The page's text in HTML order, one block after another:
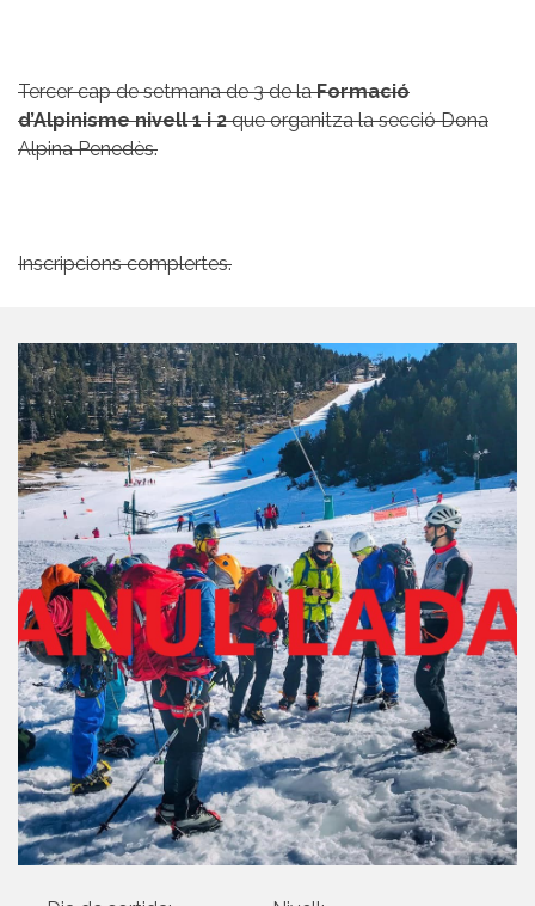
Tercer cap de setmana de 3 de laFormació
d’Alpinisme nivell 1 i 2que organitza la secció Dona
Alpina Penedès.
Inscripcions complertes.